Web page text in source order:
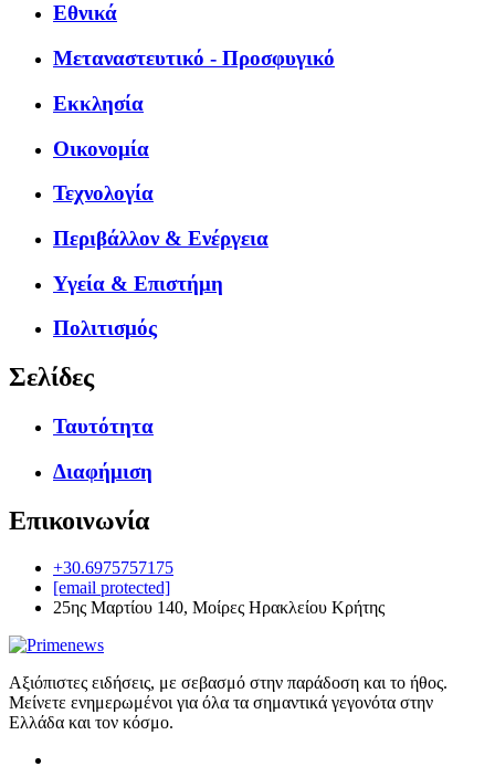
Εθνικά
Μεταναστευτικό - Προσφυγικό
Εκκλησία
Οικονομία
Τεχνολογία
Περιβάλλον & Ενέργεια
Υγεία & Επιστήμη
Πολιτισμός
Σελίδες
Ταυτότητα
Διαφήμιση
Επικοινωνία
+30.6975757175
[email protected]
25ης Μαρτίου 140, Μοίρες Ηρακλείου Κρήτης
Αξιόπιστες ειδήσεις, με σεβασμό στην παράδοση και το ήθος.
Μείνετε ενημερωμένοι για όλα τα σημαντικά γεγονότα στην
Ελλάδα και τον κόσμο.